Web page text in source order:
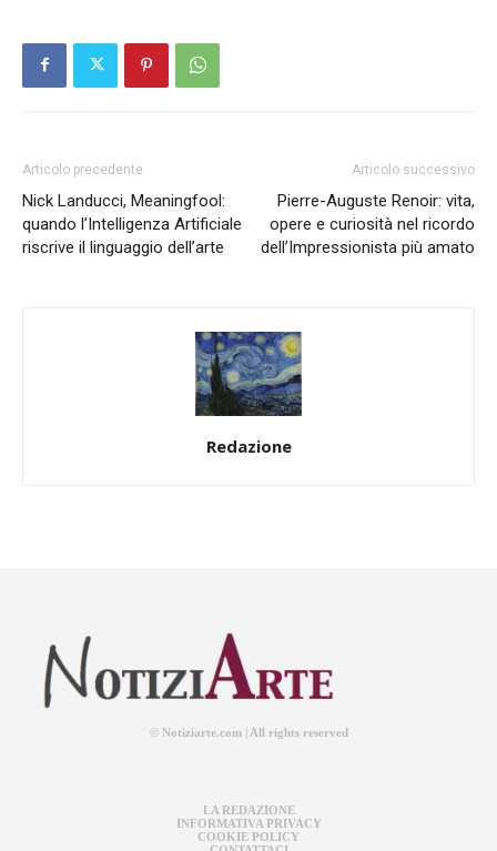
Articolo precedente
Nick Landucci, Meaningfool:
quando l’Intelligenza Artificiale
riscrive il linguaggio dell’arte
Articolo successivo
Pierre-Auguste Renoir: vita,
opere e curiosità nel ricordo
dell’Impressionista più amato
Redazione
© Notiziarte.com | All rights reserved
LA REDAZIONE
INFORMATIVA PRIVACY
COOKIE POLICY